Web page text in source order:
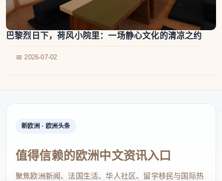
巴黎烈日下，荷风小院里：一场静心文化的清凉之约
📅 2026-07-02
新欧洲 · 欧洲头条
值得信赖的欧洲中文资讯入口
聚焦欧洲新闻、法国生活、华人社区、留学移民与国际热